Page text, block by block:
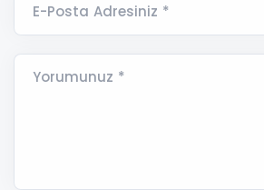
E-Posta Adresiniz *
Yorumunuz *